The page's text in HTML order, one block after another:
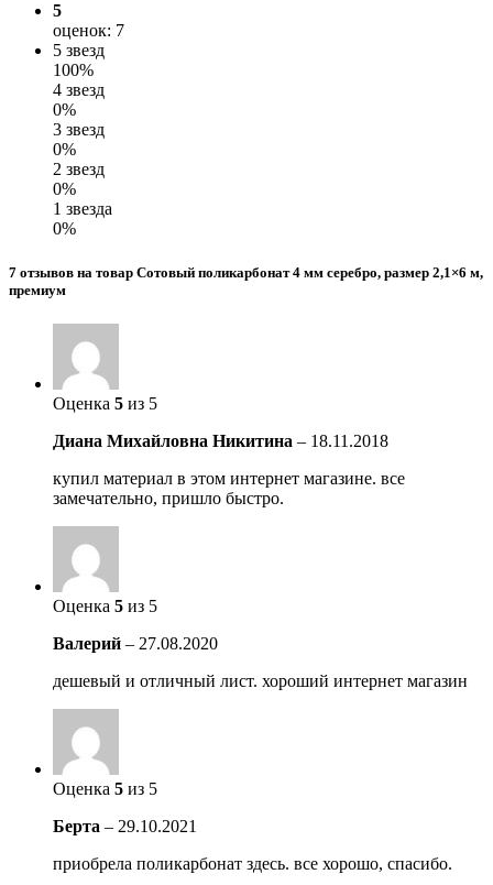
5
оценок: 7
5 звезд
100%
4 звезд
0%
3 звезд
0%
2 звезд
0%
1 звезда
0%
7 отзывов на товар Сотовый поликарбонат 4 мм серебро, размер 2,1×6 м,
премиум
Оценка 5 из 5
Диана Михайловна Никитина – 18.11.2018
купил материал в этом интернет магазине. все
замечательно, пришло быстро.
Оценка 5 из 5
Валерий – 27.08.2020
дешевый и отличный лист. хороший интернет магазин
Оценка 5 из 5
Берта – 29.10.2021
приобрела поликарбонат здесь. все хорошо, спасибо.